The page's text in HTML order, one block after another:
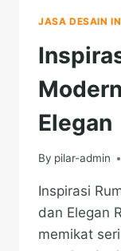
JASA DESAIN
Elegan
By pilar-admin
Inspirasi
dan Elegan
memikat